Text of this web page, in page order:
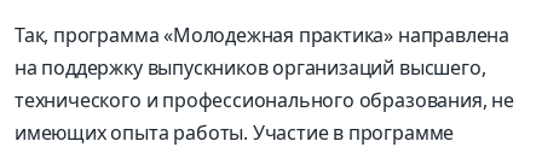
Так, программа «Молодежная практика» направлена
на поддержку выпускников организаций высшего,
технического и профессионального образования, не
имеющих опыта работы. Участие в программе